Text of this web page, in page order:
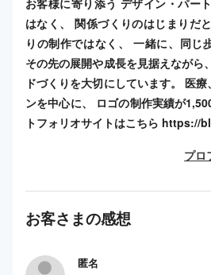
お客様に寄り添う デザイン・パー
はなく、 関係づくりのはじまりだ
りの制作ではなく、 一緒に、同じ
その先の展開や成長を見据えながら
ドづくりを大切にしています。 医
ンを中心に、 ロゴの制作実績が
トフォリオサイトはこちら
プロ
お客さまの感想
匿名